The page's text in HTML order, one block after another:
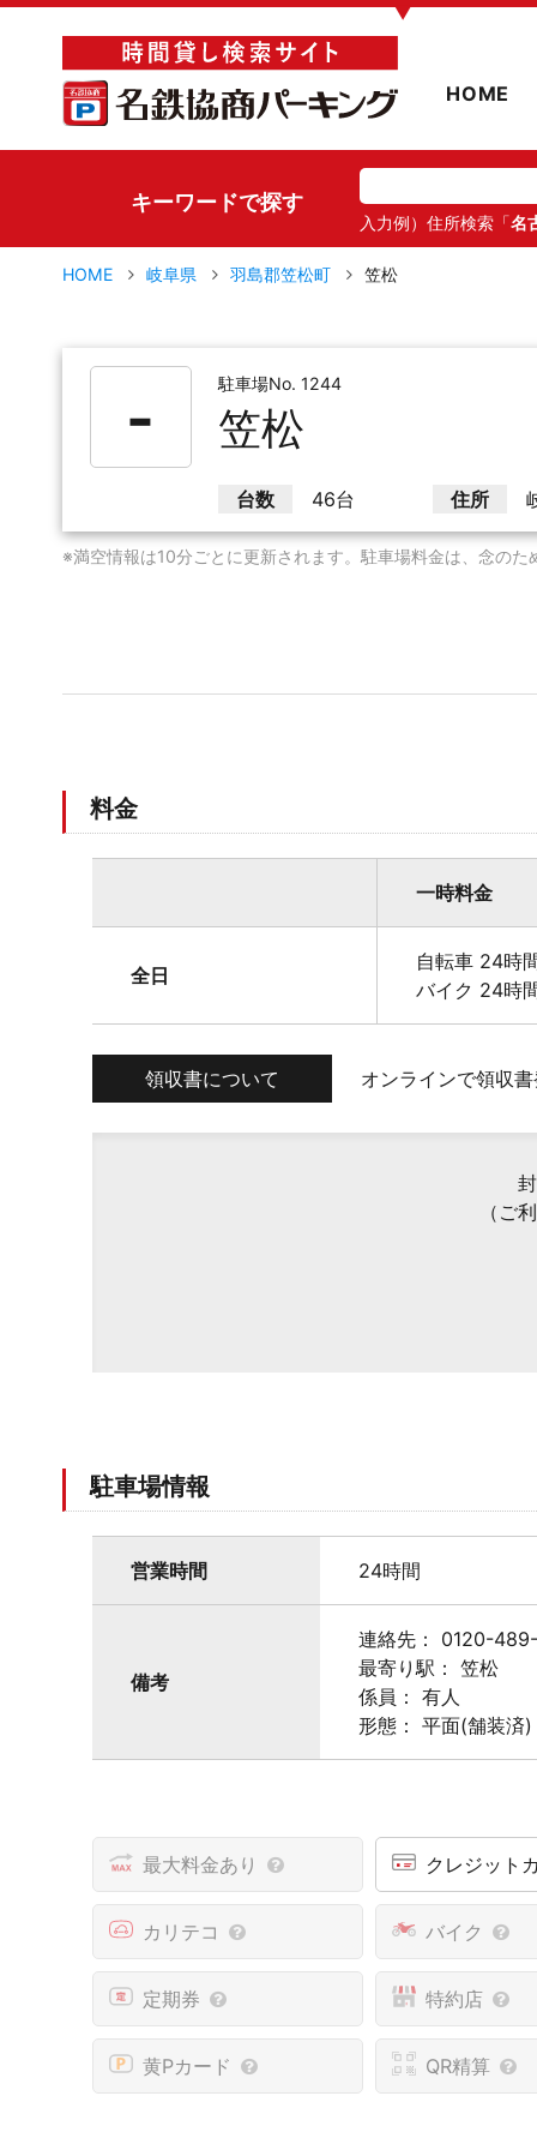
▼
HOME
キーワードで探す
入力例）住所検索「名
HOME 岐阜県 羽島郡笠松町 笠松
- 駐車場No. 1244
笠松
台数 46台 住所
※満空情報は10分ごとに更新されます。駐車場料金は、念の
料金
一時料金
全日
自転車 24時
バイク 24時
領収書について オンラインで領収
（ご
駐車場情報
営業時間 24時間
備考
連絡先： 0120-
最寄り駅： 笠松
係員： 有人
形態： 平面(舗装済)
最大料金あり クレジット
カリテコ バイク
定期券 特約店
黄Pカード QR精算